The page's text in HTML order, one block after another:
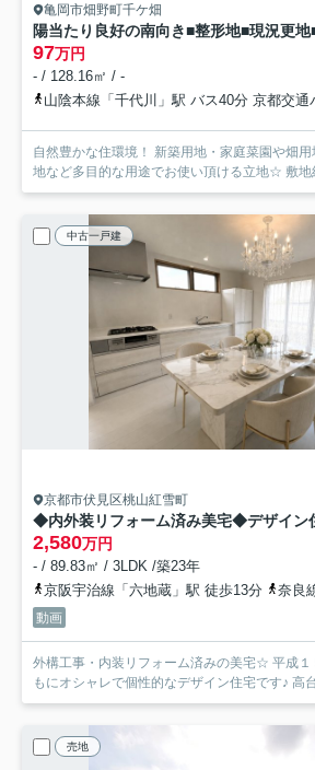
亀岡市畑野町千ケ畑
97万円
- / 128.16㎡ / -
山陰本線「千代川」駅 バス40分 京都交
自然豊かな住環境！ 新築用地・家庭菜園や畑
地など多目的な用途でお使い頂ける立地☆ 敷地
中古一戸建
京都市伏見区桃山紅雪町
2,580万円
- / 89.83㎡ / 3LDK /築23年
京阪宇治線「六地蔵」駅 徒歩13分
奈良
動画
外構工事・内装リフォーム済みの美宅☆ 平成１
もにオシャレで個性的なデザイン住宅です♪ 高
売地